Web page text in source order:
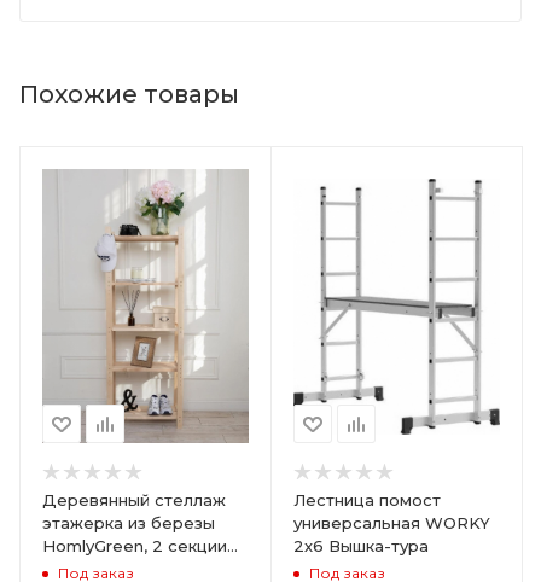
Похожие товары
Деревянный стеллаж
этажерка из березы
HomlyGreen, 2 секции
на 5 полок. Размер
Под заказ
Лестница помост
универсальная WORKY
2х6 Вышка-тура
Под заказ